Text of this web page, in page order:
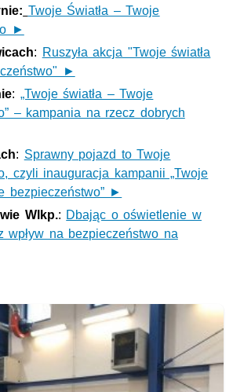
Twoje Światła – Twoje
►
: Ruszyła akcja "Twoje światła
►
: „Twoje światła – Twoje
– kampania na rzecz dobrych
: Sprawny pojazd to Twoje
czyli inauguracja kampanii „Twoje
bezpieczeństwo” ►
Wlkp.: Dbając o oświetlenie w
wpływ na bezpieczeństwo na